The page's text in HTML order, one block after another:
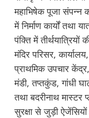
महाभिषेक पूजा संपन्न
में निर्माण कार्यों तथा
पंक्ति में
मंदिर परिसर,
प्राथमिक उपचार
मंडी, तप्तकुंड, गांधी
तथा बदरीनाथ
सुरक्षा से जुड़ी